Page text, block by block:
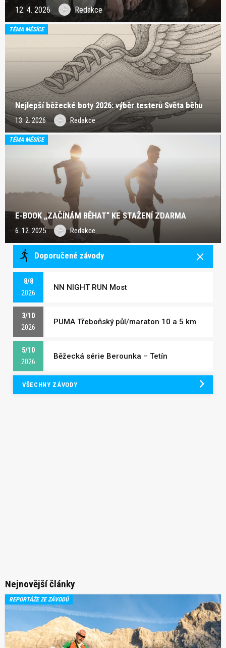
12. 4. 2026 Redakce
TÉMA MĚSÍCE
Nejlepší běžecké boty 2026: výběr testerů Světa běhu
13. 2. 2026 Redakce
TÉMA MĚSÍCE
E-BOOK „ZAČÍNÁM BĚHAT“ KE STAŽENÍ ZDARMA
6. 12. 2025 Redakce
Doporučené závody
8/8
2026
NN NIGHT RUN Most
3/10
2026
PUMA Třeboňský půl/maraton 10 a 5 km
5/10
2026
Běžecká série Berounka – Tetín
VŠECHNY ZÁVODY
Nejnovější články
REPORTÁŽE ZE ZÁVODŮ